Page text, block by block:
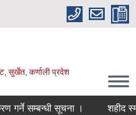
सुर्खेत, कर्णाली प्रदेश
गर्ने सम्बन्धी सूचना । शहीद